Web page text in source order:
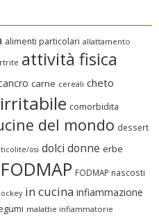
alimenti particolari allattamento
attività fisica
carne cereali cheto
comorbidita
del mondo dessert
osi dolci donne erbe
FODMAP FODMAP nascosti
in cucina infiammazione
malattie infiammatorie